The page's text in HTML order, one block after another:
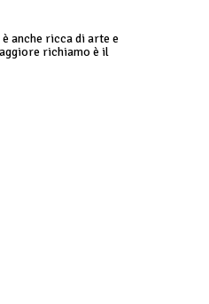
anche ricca di arte e
richiamo è il